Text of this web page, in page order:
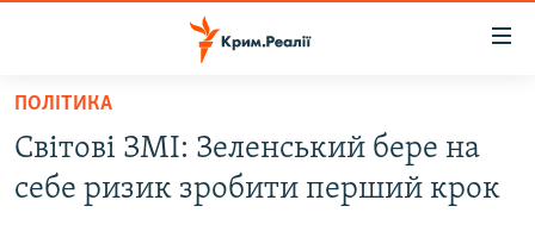
Перейти
основного
матеріалу
ВОДА.КРИМ
ВІДЕО ТА ФОТО
ПОЛІТИКА
Світові ЗМІ: Зеленський бере на
себе ризик зробити перший крок